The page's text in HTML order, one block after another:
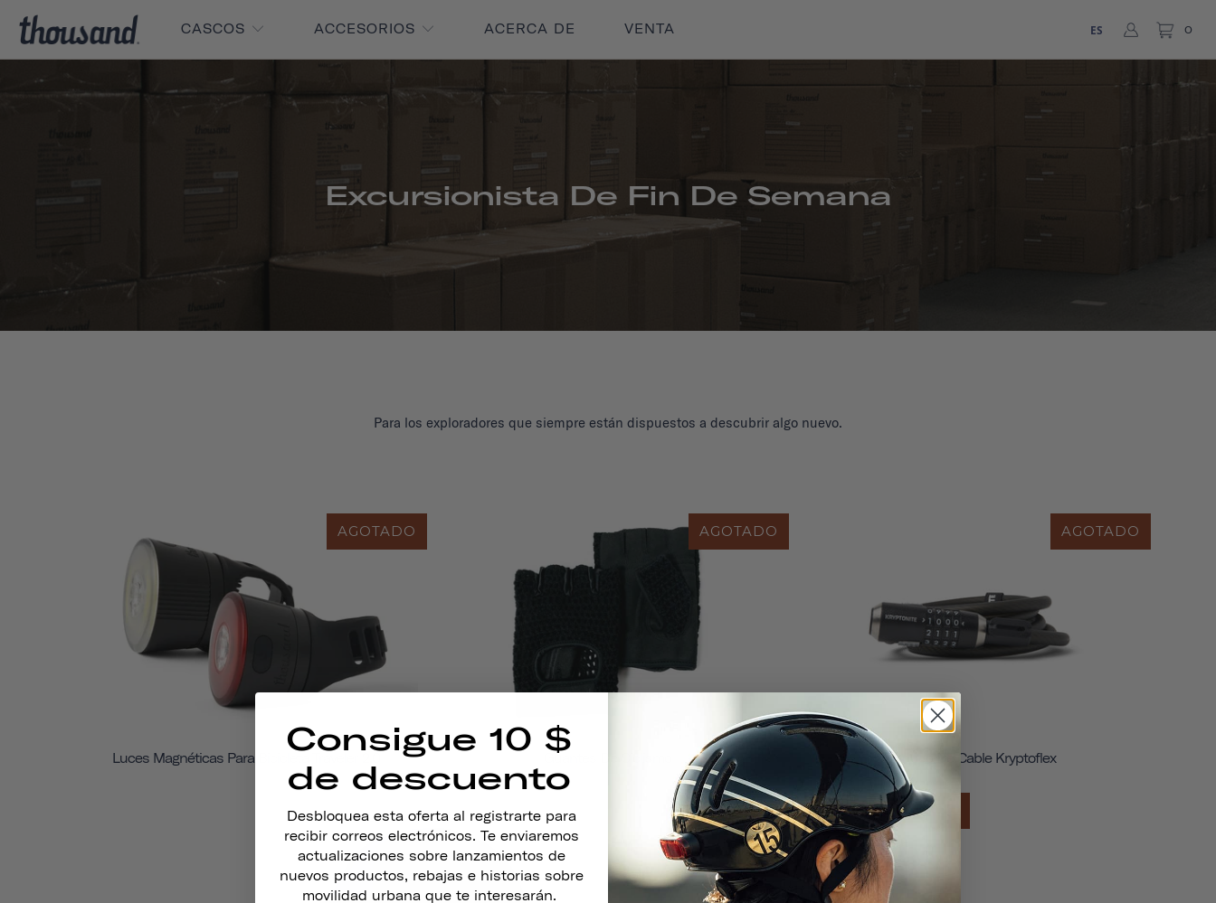
CASCOS ACCESORIOS ACERCA DE VENTA ES 0
Excursionista De Fin De Semana
Para los exploradores que siempre están dispuestos a descubrir algo nuevo.
AGOTADO
Luces Magnéticas Para Bicicleta Traveler 2.0
AGOTADO
Guantes De Ciclismo
AGOTADO
Bloqueo De Cable Kryptoflex
AGOTADO
Consigue 10 $
de descuento
Desbloquea esta oferta al registrarte para
recibir correos electrónicos. Te enviaremos
actualizaciones sobre lanzamientos de
nuevos productos, rebajas e historias sobre
movilidad urbana que te interesarán.